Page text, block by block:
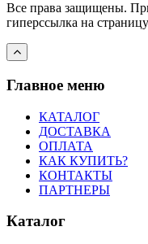
Все права защищены.
гиперссылка на
Главное меню
КАТАЛОГ
ДОСТАВКА
ОПЛАТА
КАК КУПИТЬ?
КОНТАКТЫ
ПАРТНЕРЫ
Каталог